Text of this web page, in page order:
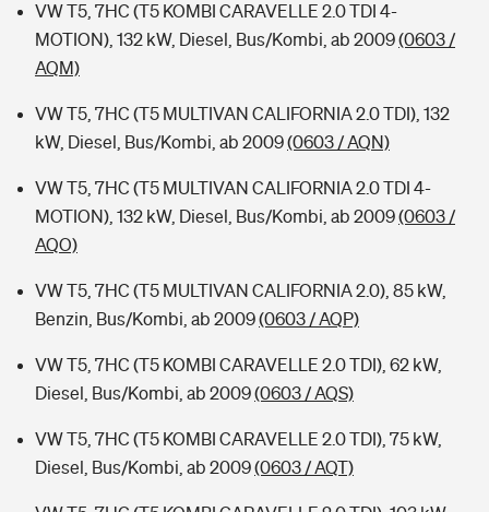
VW T5, 7HC (T5 KOMBI CARAVELLE 2.0 TDI 4-
MOTION), 132 kW, Diesel, Bus/Kombi, ab 2009(0603 /
AQM)
VW T5, 7HC (T5 MULTIVAN CALIFORNIA 2.0 TDI), 132
kW, Diesel, Bus/Kombi, ab 2009(0603 / AQN)
VW T5, 7HC (T5 MULTIVAN CALIFORNIA 2.0 TDI 4-
MOTION), 132 kW, Diesel, Bus/Kombi, ab 2009(0603 /
AQO)
VW T5, 7HC (T5 MULTIVAN CALIFORNIA 2.0), 85 kW,
Benzin, Bus/Kombi, ab 2009(0603 / AQP)
VW T5, 7HC (T5 KOMBI CARAVELLE 2.0 TDI), 62 kW,
Diesel, Bus/Kombi, ab 2009(0603 / AQS)
VW T5, 7HC (T5 KOMBI CARAVELLE 2.0 TDI), 75 kW,
Diesel, Bus/Kombi, ab 2009(0603 / AQT)